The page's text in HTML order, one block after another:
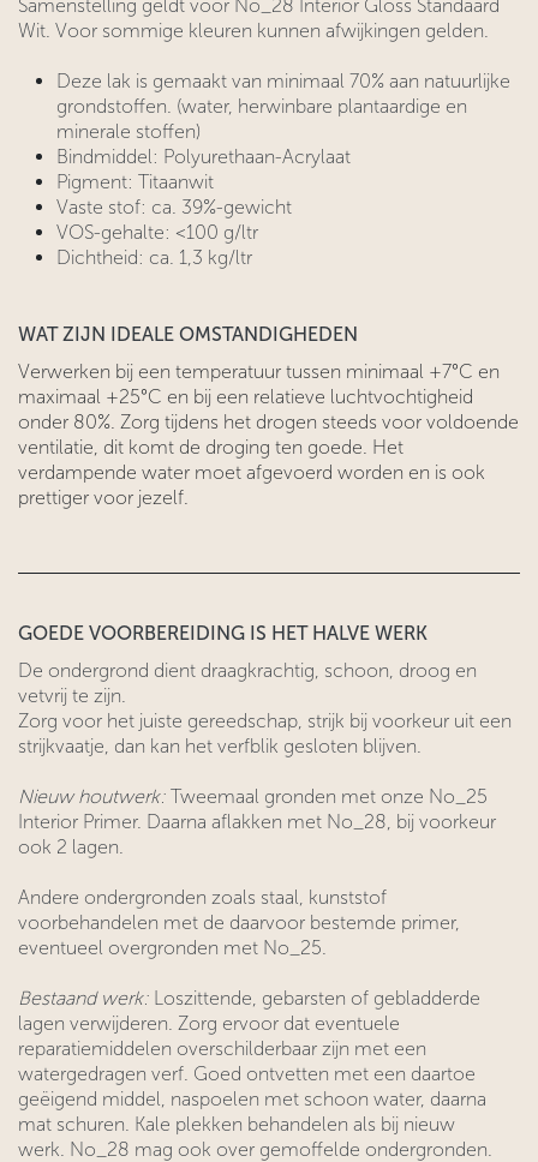
Samenstelling geldt voor No_28 Interior Gloss Standaard
Wit. Voor sommige kleuren kunnen afwijkingen gelden.
Deze lak is gemaakt van minimaal 70% aan natuurlijke
grondstoffen. (water, herwinbare plantaardige en
minerale stoffen)
Bindmiddel: Polyurethaan-Acrylaat
Pigment: Titaanwit
Vaste stof: ca. 39%-gewicht
VOS-gehalte: <100 g/ltr
Dichtheid: ca. 1,3 kg/ltr
WAT ZIJN IDEALE OMSTANDIGHEDEN
Verwerken bij een temperatuur tussen minimaal +7°C en
maximaal +25°C en bij een relatieve luchtvochtigheid
onder 80%. Zorg tijdens het drogen steeds voor voldoende
ventilatie, dit komt de droging ten goede. Het
verdampende water moet afgevoerd worden en is ook
prettiger voor jezelf.
GOEDE VOORBEREIDING IS HET HALVE WERK
De ondergrond dient draagkrachtig, schoon, droog en
vetvrij te zijn.
Zorg voor het juiste gereedschap, strijk bij voorkeur uit een
strijkvaatje, dan kan het verfblik gesloten blijven.
Nieuw houtwerk: Tweemaal gronden met onze No_25
Interior Primer. Daarna aflakken met No_28, bij voorkeur
ook 2 lagen.
Andere ondergronden zoals staal, kunststof
voorbehandelen met de daarvoor bestemde primer,
eventueel overgronden met No_25.
Bestaand werk: Loszittende, gebarsten of gebladderde
lagen verwijderen. Zorg ervoor dat eventuele
reparatiemiddelen overschilderbaar zijn met een
watergedragen verf. Goed ontvetten met een daartoe
geëigend middel, naspoelen met schoon water, daarna
mat schuren. Kale plekken behandelen als bij nieuw
werk. No_28 mag ook over gemoffelde ondergronden.